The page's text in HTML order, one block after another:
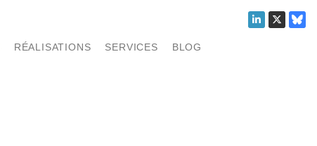
RÉALISATIONS SERVICES BLOG